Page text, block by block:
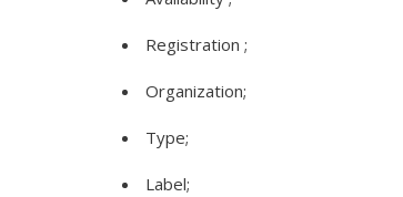
Registration ;
Organization;
Type;
Label;